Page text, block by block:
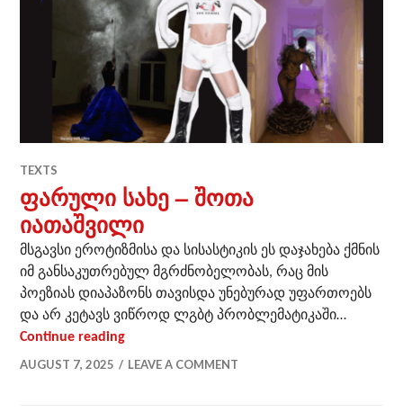
TEXTS
ფარული სახე – შოთა
იათაშვილი
მსგავსი ეროტიზმისა და სისასტიკის ეს დაჯახება ქმნის
იმ განსაკუთრებულ მგრძნობელობას, რაც მის
პოეზიას დიაპაზონს თავისდა უნებურად უფართოებს
და არ კეტავს ვიწროდ ლგბტ პრობლემატიკაში…
Continue readingფარული სახე – შოთა იათაშვილი
AUGUST 7, 2025
LEAVE A COMMENT